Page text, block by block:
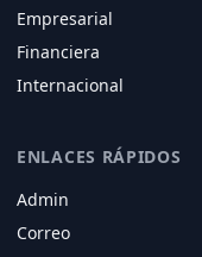
Empresarial
Financiera
Internacional
ENLACES RÁPIDOS
Admin
Correo